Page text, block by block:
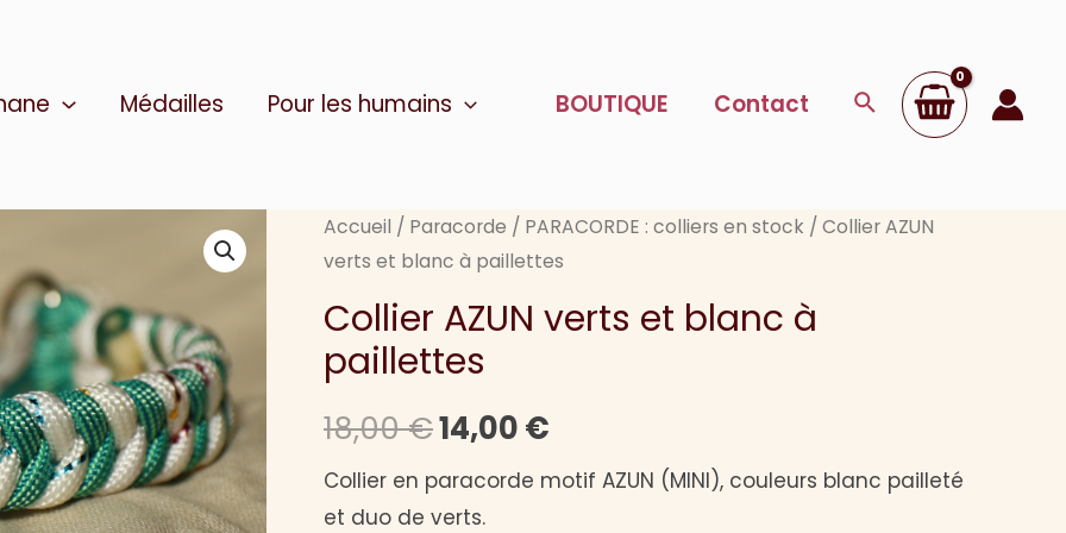
Médailles Pour les humains BOUTIQUE Contact Rechercher
Accueil / Paracorde / PARACORDE : colliers en stock / Collier AZUN
verts et blanc à paillettes
Collier AZUN verts et blanc à
paillettes
18,00€Le
prix
14,00€
prix
Collier en paracorde motif AZUN (MINI), couleurs blanc pailleté
et duo de verts.
18,00 €.14,00 €.
verts